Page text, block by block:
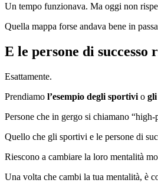
Un tempo funzionava. Ma oggi non
Quella mappa forse andava bene in
E le persone di
Esattamente.
Prendiamo l’esempio degli sportivi o
Persone che in gergo si chiamano
Quello che gli sportivi e le persone di
Riescono a cambiare la loro mentalità
Una volta che cambi la tua mentalità, è